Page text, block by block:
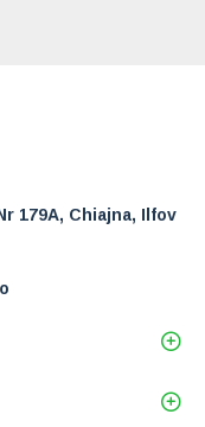
179A, Chiajna, Ilfov